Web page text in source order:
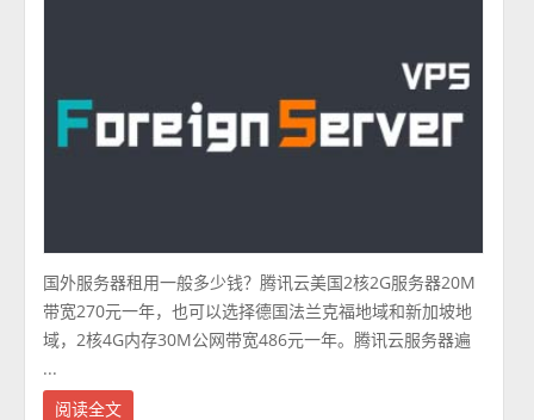
国外服务器租用一般多少钱？腾讯云美国2核2G服务器20M
带宽270元一年，也可以选择德国法兰克福地域和新加坡地
域，2核4G内存30M公网带宽486元一年。腾讯云服务器遍
...
阅读全文